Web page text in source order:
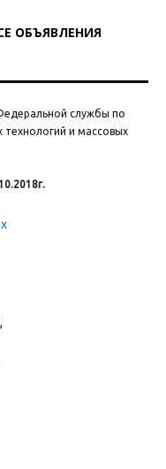
ОБЪЯВЛЕНИЯ
службы по
и массовых